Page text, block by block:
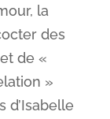
la
des
de «
»
d’Isabelle